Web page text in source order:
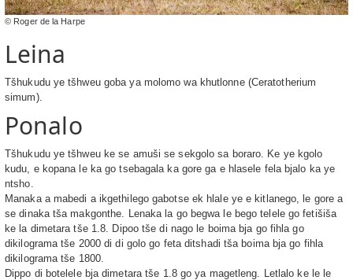
© Roger de la Harpe
Leina
Tšhukudu ye tšhweu goba ya molomo wa khutlonne (Ceratotherium
simum).
Ponalo
Tšhukudu ye tšhweu ke se amuši se sekgolo sa boraro. Ke ye kgolo
kudu, e kopana le ka go tsebagala ka gore ga e hlasele fela bjalo ka ye
ntsho.
Manaka a mabedi a ikgethilego gabotse ek hlale ye e kitlanego, le gore a
se dinaka tša makgonthe. Lenaka la go begwa le bego telele go fetišiša
ke la dimetara tše 1.8. Dipoo tše di nago le boima bja go fihla go
dikilograma tše 2000 di di golo go feta ditshadi tša boima bja go fihla
dikilograma tše 1800.
Dippo di botelele bja dimetara tše 1.8 go ya magetleng. Letlalo ke le le